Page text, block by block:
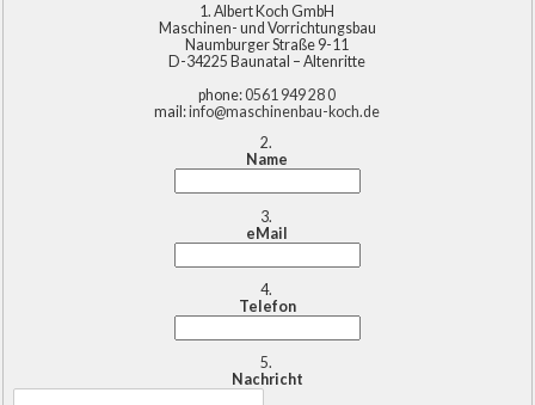
Albert Koch GmbH
Maschinen- und Vorrichtungsbau
Naumburger Straße 9-11
D-34225 Baunatal – Altenritte
phone:0561 949 28 0
mail:info@maschinenbau-koch.de
Name
eMail
Telefon
Nachricht